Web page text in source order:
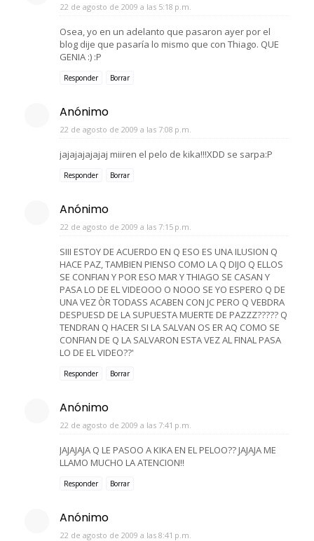
22 de agosto de 2009 a las 5:18 p.m.
Osea, yo en un adelanto que pasaron ayer por el
blog dije que pasaría lo mismo que con Thiago. QUE
GENIA :) :P
Responder Borrar
Anónimo
22 de agosto de 2009 a las 7:08 p.m.
jajajajajajaj miiren el pelo de kika!!!XDD se sarpa:P
Responder Borrar
Anónimo
22 de agosto de 2009 a las 7:15 p.m.
SIII ESTOY DE ACUERDO EN Q ESO ES UNA ILUSION Q
HACE PAZ, TAMBIEN PIENSO COMO LA Q DIJO Q ELLOS
SE CONFIAN Y POR ESO MAR Y THIAGO SE CASAN Y
PASA LO DE EL VIDEOOO O NOOO SE YO ESPERO Q DE
UNA VEZ ÒR TODASS ACABEN CON JC PERO Q VEBDRA
DESPUESD DE LA SUPUESTA MUERTE DE PAZZZ????? Q
TENDRAN Q HACER SI LA SALVAN OS ER AQ COMO SE
CONFIAN DE Q LA SALVARON ESTA VEZ AL FINAL PASA
LO DE EL VIDEO??'
Responder Borrar
Anónimo
22 de agosto de 2009 a las 7:41 p.m.
JAJAJAJA Q LE PASOO A KIKA EN EL PELOO?? JAJAJA ME
LLAMO MUCHO LA ATENCION!!
Responder Borrar
Anónimo
22 de agosto de 2009 a las 8:41 p.m.